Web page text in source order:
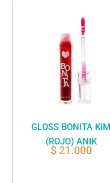
GLOSS BONITA KIM
(ROJO) ANIK
$21.000